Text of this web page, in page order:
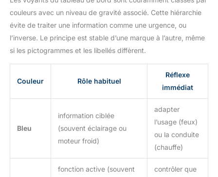
couleurs avec un niveau de gravité associé. Cette hiérarchie
évite de traiter une information comme une urgence, ou
l’inverse. Le principe est stable d’une marque à l’autre, même
si les pictogrammes et les libellés diffèrent.
Couleur Rôle habituel
Réflexe
immédiat
Bleu
information ciblée
(souvent éclairage ou
moteur froid)
adapter
l’usage (feux)
ou la conduite
(chauffe)
fonction active (souvent
contrôler que